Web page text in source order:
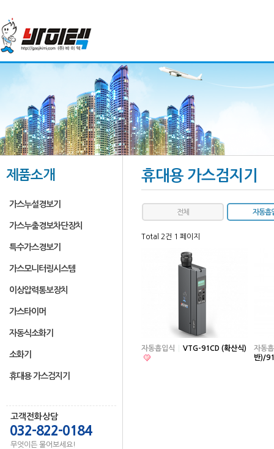
제품소개
가스누설경보기
가스누출경보차단장치
특수가스경보기
가스모니터링시스템
이상압력통보장치
가스타이머
자동식소화기
소화기
휴대용 가스검지기
고객전화상담
032-822-0184
무엇이든 물어보세요!
휴대용 가스검지기
전체 자동흡
Total 2건 1 페이지
자동흡입식 VTG-91CD (확산식)
자동
반)/